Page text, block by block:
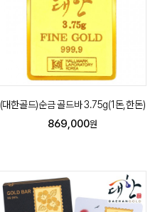
(대한골드)순금 골드바 3.75g(1돈,한돈)
869,000원